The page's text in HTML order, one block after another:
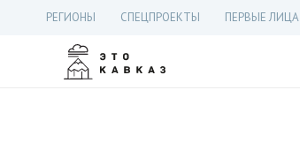
РЕГИОНЫ СПЕЦПРОЕКТЫ ПЕРВЫЕ ЛИЦА